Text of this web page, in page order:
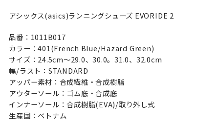
アシックス(asics)ランニングシューズ EVORIDE 2
品番：1011B017
カラー：401(French Blue/Hazard Green)
サイズ：24.5cm〜29.0、30.0。31.0、32.0cm
幅/ラスト：STANDARD
アッパー素材：合成繊維・合成樹脂
アウターソール：ゴム底・合成底
インナーソール：合成樹脂(EVA)/取り外し式
生産国：ベトナム